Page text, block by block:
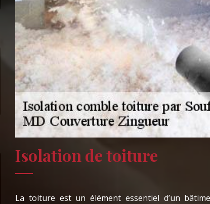
Isolation de toiture
La toiture est un élément essentiel d’un